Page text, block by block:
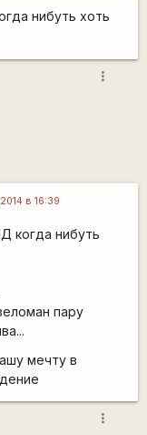
нибуть хоть
more_vert
в 16:39
когда нибуть
пару
мечту в
more_vert